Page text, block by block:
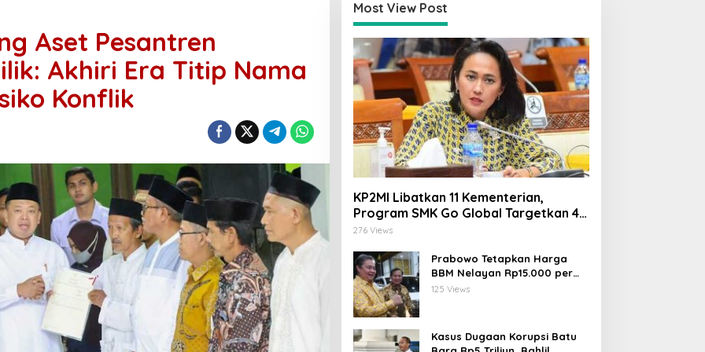
Aset Pesantren
Akhiri Era Titip Nama
Konflik
Most View Post
KP2MI Libatkan 11 Kementerian,
Program SMK Go Global Targetkan 40
Ribu Peserta Tahun Ini
276 Views
Prabowo Tetapkan Harga
BBM Nelayan Rp15.000 per
Liter, Berlaku untuk Kapal 30-
125 Views
Kasus Dugaan Korupsi Batu